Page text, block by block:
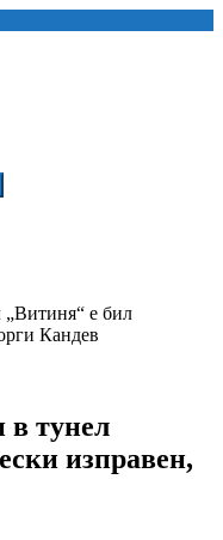
„Витиня“ е бил
Кандев
в тунел
изправен,